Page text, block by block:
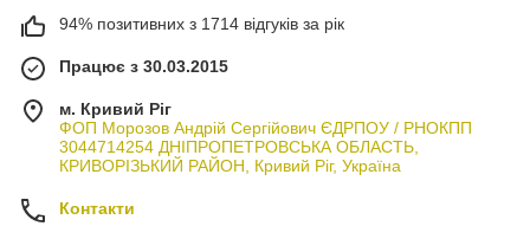
94% позитивних з 1714 відгуків за рік
Працює з 30.03.2015
м. Кривий Ріг
ФОП Морозов Андрій Сергійович ЄДРПОУ / РНОКПП
3044714254 ДНІПРОПЕТРОВСЬКА ОБЛАСТЬ,
КРИВОРІЗЬКИЙ РАЙОН, Кривий Ріг, Україна
Контакти